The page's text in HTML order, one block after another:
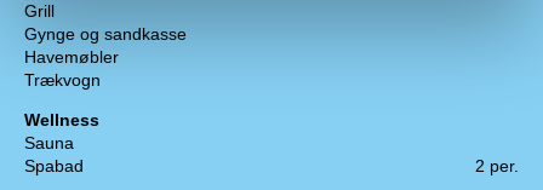
Grill
Gynge og sandkasse
Havemøbler
Trækvogn
Wellness
Sauna
Spabad
2 per.